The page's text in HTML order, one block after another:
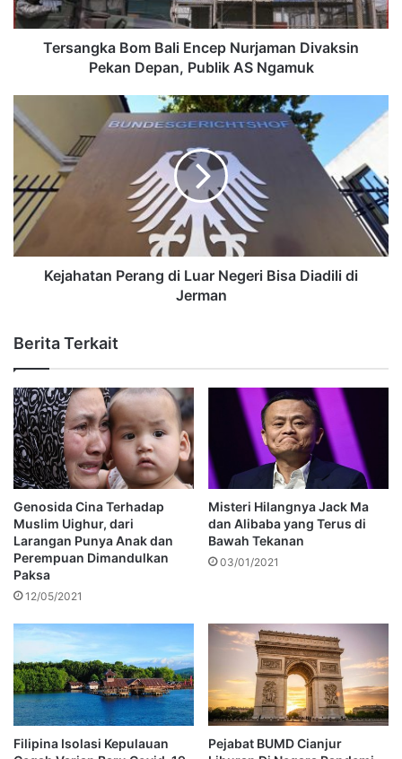
Tersangka Bom Bali Encep Nurjaman Divaksin
Pekan Depan, Publik AS Ngamuk
Kejahatan Perang di Luar Negeri Bisa Diadili di
Jerman
Berita Terkait
Genosida Cina Terhadap
Muslim Uighur, dari
Larangan Punya Anak dan
Perempuan Dimandulkan
Paksa
12/05/2021
Misteri Hilangnya Jack Ma
dan Alibaba yang Terus di
Bawah Tekanan
03/01/2021
Filipina Isolasi Kepulauan
Pejabat BUMD Cianjur